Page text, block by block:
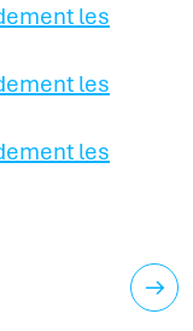
les
les
les